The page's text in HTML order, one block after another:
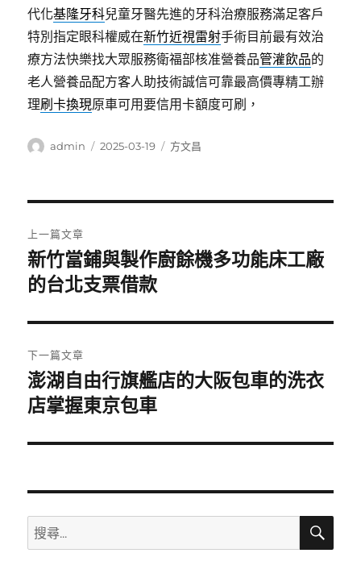
代化基隆牙科兒童牙醫先進的牙科治療服務滿足客戶
特別指定眼科權威在新竹近視雷射手術目前最有效治
療方法快樂找大眾服務衛福部核准營養品管灌飲品的
老人營養品配方客人助技術誠信可靠最高價專精工辦
理刷卡換現原車可用要信用卡額度可刷，
作
admin
發
2025-03-19
分
方文昌
章
導
覽
上一篇文章
上
一
文
章:
新竹當鋪與製作廚餘機多功能床工廠
的台北支票借款
下一篇文章
下
一
文
澎湖自由行旗艦店的大阪包車的洗衣
店掌握東京包車
搜
尋
搜